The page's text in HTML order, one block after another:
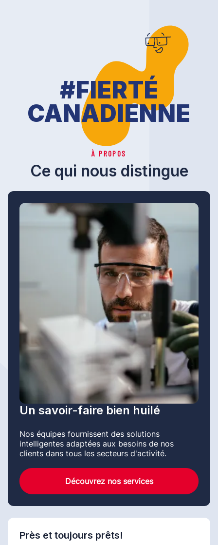
#FIERTÉ
CANADIENNE
À PROPOS
Ce qui nous distingue
Un savoir-faire bien huilé
Nos équipes fournissent des solutions
intelligentes adaptées aux besoins de nos
clients dans tous les secteurs d'activité.
Découvrez nos services
Près et toujours prêts!